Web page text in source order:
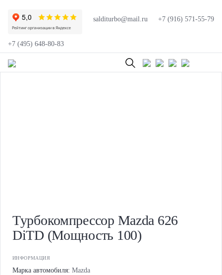
salditurbo@mail.ru +7 (916) 571-55-79
+7 (495) 648-80-83
Турбокомпрессор Mazda 626
DiTD (Мощность 100)
ИНФОРМАЦИЯ
Марка автомобиля: Mazda